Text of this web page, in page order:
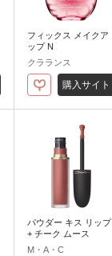
フィックス メイクア
ップ N
クラランス
購入サイト
パウダー キス リップ
+ チーク ムース
M・A・C